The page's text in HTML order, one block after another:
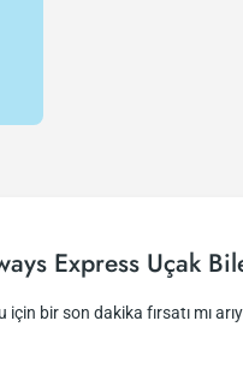
Express Uçak
bir son dakika fırsatı mı